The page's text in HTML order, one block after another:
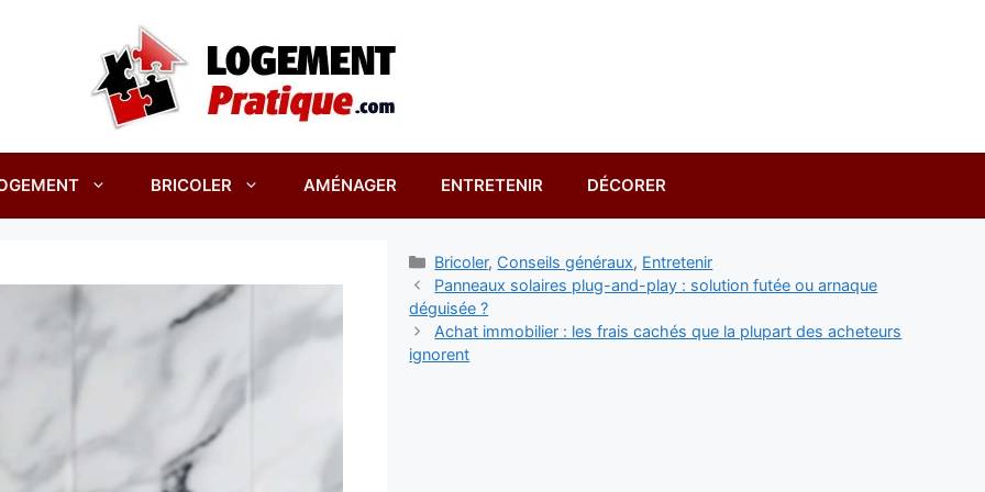
BRICOLER AMÉNAGER ENTRETENIR DÉCORER
Catégories
Bricoler, Conseils généraux, Entretenir
Panneaux solaires plug-and-play : solution futée ou arnaque
déguisée ?
Achat immobilier : les frais cachés que la plupart des acheteurs
ignorent